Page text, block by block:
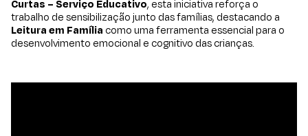
Curtas – Serviço Educativo, esta iniciativa reforça o
trabalho de sensibilização junto das famílias, destacando a
Leitura em Família como uma ferramenta essencial para o
desenvolvimento emocional e cognitivo das crianças.